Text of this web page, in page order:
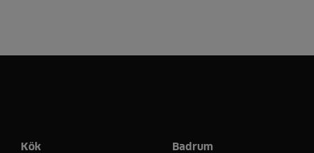
Kök Badrum